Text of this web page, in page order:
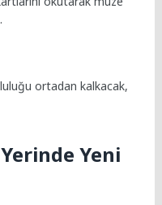
ortadan kalkacak,
Yeni